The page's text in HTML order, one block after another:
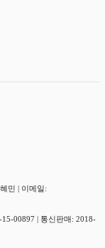
민 | 이메일:
15-00897 | 통신판매: 2018-